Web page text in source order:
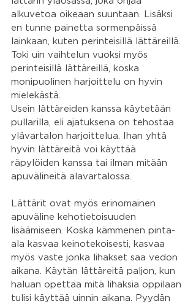
alkuvetoa oikeaan suuntaan. Lisäksi
en tunne painetta sormenpäissä
lainkaan, kuten perinteisillä lättäreillä.
Toki uin vaihtelun vuoksi myös
perinteisillä lättäreillä, koska
monipuolinen harjoittelu on hyvin
mielekästä.
Usein lättäreiden kanssa käytetään
pullarilla, eli ajatuksena on tehostaa
ylävartalon harjoittelua. Ihan yhtä
hyvin lättäreitä voi käyttää
räpylöiden kanssa tai ilman mitään
apuvälineitä alavartalossa.
Lättärit ovat myös erinomainen
apuväline kehotietoisuuden
lisäämiseen. Koska kämmenen pinta-
ala kasvaa keinotekoisesti, kasvaa
myös vaste jonka lihakset saa vedon
aikana. Käytän lättäreitä paljon, kun
haluan opettaa mitä lihaksia oppilaan
tulisi käyttää uinnin aikana. Pyydän